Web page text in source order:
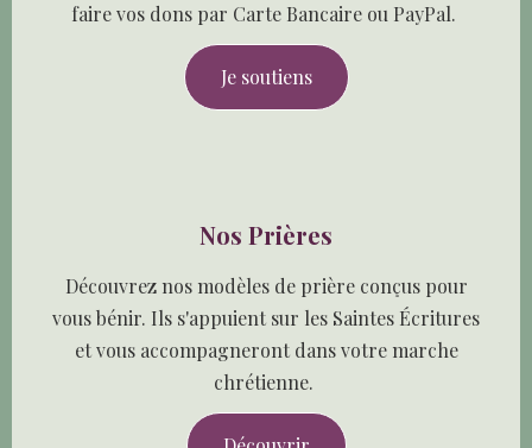
faire vos dons par Carte Bancaire ou PayPal.
Je soutiens
Nos Prières
Découvrez nos modèles de prière conçus pour
vous bénir. Ils s'appuient sur les Saintes Écritures
et vous accompagneront dans votre marche
chrétienne.